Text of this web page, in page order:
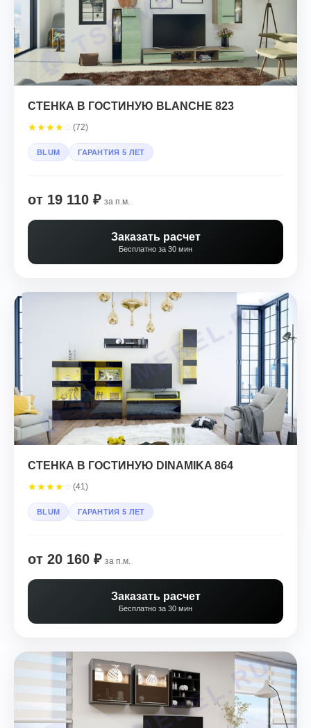
СТЕНКА В ГОСТИНУЮ BLANCHE 823
★★★★ (72)
BLUM ГАРАНТИЯ 5 ЛЕТ
от 19 110 ₽ за п.м.
Заказать расчет
Бесплатно за 30 мин
СТЕНКА В ГОСТИНУЮ DINAMIKA 864
★★★★ (41)
BLUM ГАРАНТИЯ 5 ЛЕТ
от 20 160 ₽ за п.м.
Заказать расчет
Бесплатно за 30 мин